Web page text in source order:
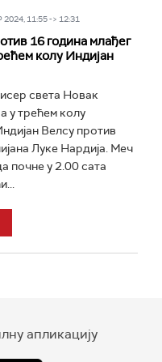
11:55 -> 12:31
16 година млађег
колу Индијан
света Новак
у трећем колу
Велсу против
Луке Нардија. Меч
почне у 2.00 сата
апликацију